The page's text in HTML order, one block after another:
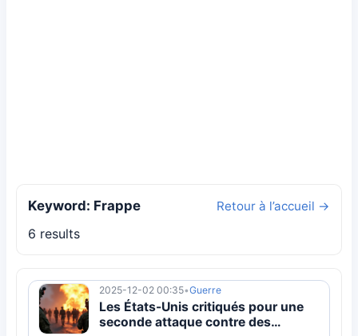
Keyword: Frappe Retour à l’accueil →
6 results
2025-12-02 00:35•Guerre
Les États-Unis critiqués pour une
seconde attaque contre des